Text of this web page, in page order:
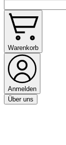
Warenkorb
Anmelden
Über uns